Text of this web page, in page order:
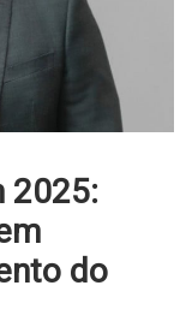
2025:
do